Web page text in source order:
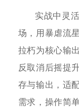
实战中灵
场，用暴虐流
拉朽为核心输
反取消后摇提
存与输出，适
需求，操作简